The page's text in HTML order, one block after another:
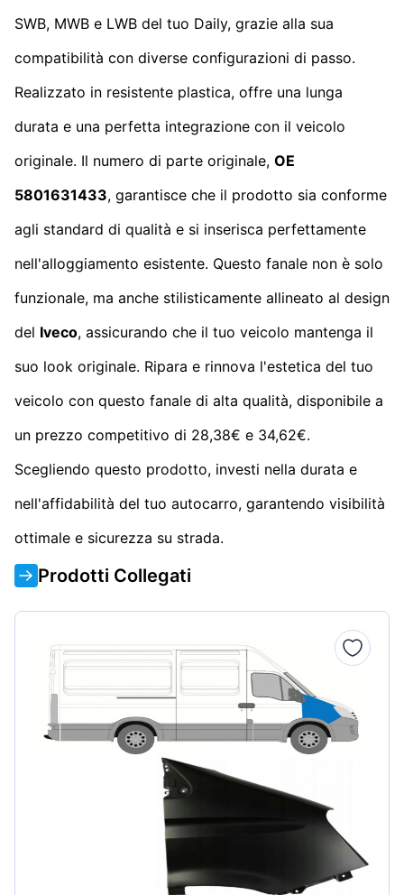
SWB, MWB e LWB del tuo Daily, grazie alla sua
compatibilità con diverse configurazioni di passo.
Realizzato in resistente plastica, offre una lunga
durata e una perfetta integrazione con il veicolo
originale. Il numero di parte originale, OE
5801631433, garantisce che il prodotto sia conforme
agli standard di qualità e si inserisca perfettamente
nell'alloggiamento esistente. Questo fanale non è solo
funzionale, ma anche stilisticamente allineato al design
del Iveco, assicurando che il tuo veicolo mantenga il
suo look originale. Ripara e rinnova l'estetica del tuo
veicolo con questo fanale di alta qualità, disponibile a
un prezzo competitivo di 28,38€ e 34,62€.
Scegliendo questo prodotto, investi nella durata e
nell'affidabilità del tuo autocarro, garantendo visibilità
ottimale e sicurezza su strada.
Prodotti Collegati